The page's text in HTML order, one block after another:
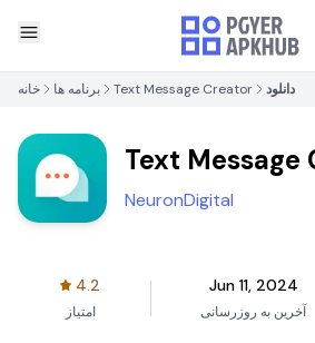
خانه برنامه ها Text Message Creator دانلود
Text Message
NeuronDigital
4.2
امتیاز
Jun 11, 2024
آخرین به روزرسانی